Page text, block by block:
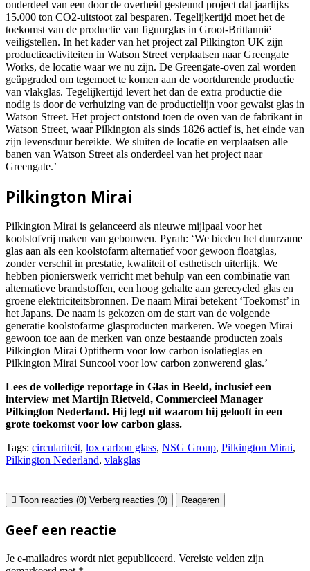
onderdeel van een door de overheid gesteund project dat jaarlijks
15.000 ton CO2-uitstoot zal besparen. Tegelijkertijd moet het de
toekomst van de productie van figuurglas in Groot-Brittannië
veiligstellen. In het kader van het project zal Pilkington UK zijn
productieactiviteiten in Watson Street verplaatsen naar Greengate
Works, de locatie waar we nu zijn. De Greengate-oven zal worden
geüpgraded om tegemoet te komen aan de voortdurende productie
van vlakglas. Tegelijkertijd levert het dan de extra productie die
nodig is door de verhuizing van de productielijn voor gewalst glas in
Watson Street. Het project ontstond toen de oven van de fabrikant in
Watson Street, waar Pilkington als sinds 1826 actief is, het einde van
zijn levensduur bereikte. We sluiten de locatie en verplaatsen alle
banen van Watson Street als onderdeel van het project naar
Greengate.’
Pilkington Mirai
Pilkington Mirai is gelanceerd als nieuwe mijlpaal voor het
koolstofvrij maken van gebouwen. Pyrah: ‘We bieden het duurzame
glas aan als een koolstofarm alternatief voor gewoon floatglas,
zonder verschil in prestatie, kwaliteit of esthetisch uiterlijk. We
hebben pionierswerk verricht met behulp van een combinatie van
alternatieve brandstoffen, een hoog gehalte aan gerecycled glas en
groene elektriciteitsbronnen. De naam Mirai betekent ‘Toekomst’ in
het Japans. De naam is gekozen om de start van de volgende
generatie koolstofarme glasproducten markeren. We voegen Mirai
gewoon toe aan de merken van onze bestaande producten zoals
Pilkington Mirai Optitherm voor low carbon isolatieglas en
Pilkington Mirai Suncool voor low carbon zonwerend glas.’
Lees de volledige reportage in Glas in Beeld, inclusief een
interview met Martijn Rietveld, Commercieel Manager
Pilkington Nederland. Hij legt uit waarom hij gelooft in een
grote toekomst voor low carbon glass.
Tags: circulariteit, lox carbon glass, NSG Group, Pilkington Mirai,
Pilkington Nederland, vlakglas
Toon reacties (0) Verberg reacties (0) Reageren
Geef een reactie
Je e-mailadres wordt niet gepubliceerd. Vereiste velden zijn